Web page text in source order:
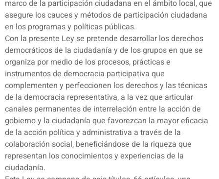
marco de la participación ciudadana en el ámbito local, que
asegure los cauces y métodos de participación ciudadana
en los programas y políticas públicas.
Con la presente Ley se pretende desarrollar los derechos
democráticos de la ciudadanía y de los grupos en que se
organiza por medio de los procesos, prácticas e
instrumentos de democracia participativa que
complementen y perfeccionen los derechos y las técnicas
de la democracia representativa, a la vez que articular
canales permanentes de interrelación entre la acción de
gobierno y la ciudadanía que favorezcan la mayor eficacia
de la acción política y administrativa a través de la
colaboración social, beneficiándose de la riqueza que
representan los conocimientos y experiencias de la
ciudadanía.